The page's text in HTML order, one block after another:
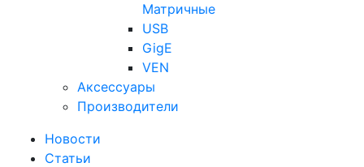
Матричные
USB
GigE
VEN
Аксессуары
Производители
Новости
Статьи